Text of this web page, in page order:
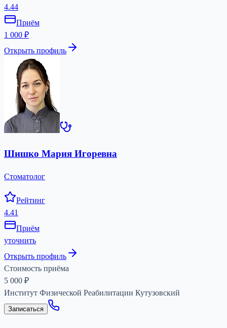
4.44
Приём
1 000 ₽
Открыть профиль
Шишко Мария Игоревна
Стоматолог
Рейтинг
4.41
Приём
уточнить
Открыть профиль
Стоимость приёма
5 000 ₽
Институт Физической Реабилитации Кутузовский
Записаться